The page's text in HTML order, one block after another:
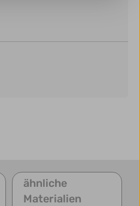
ähnliche
Materialien